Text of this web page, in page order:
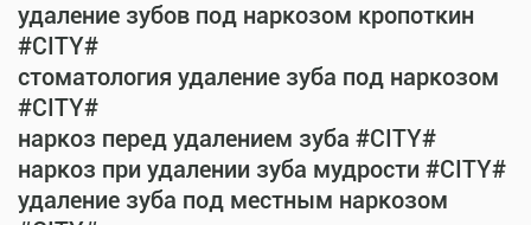
удаление зубов под наркозом кропоткин
#CITY#
стоматология удаление зуба под наркозом
#CITY#
наркоз перед удалением зуба #CITY#
наркоз при удалении зуба мудрости #CITY#
удаление зуба под местным наркозом